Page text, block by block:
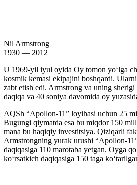
Nil Armstrong
1930 — 2012
U 1969-yil iyul oyida Oy tomon yoʻlga
kosmik kemasi ekipajini boshqardi.
zabt etish edi. Armstrong va uning
daqiqa va 40 soniya davomida oy
AQSh “Apollon-11” loyihasi uchun 25
Bugungi qiymatda esa bu miqdor 150
mana bu haqiqiy investitsiya. Qiziqarli
Armstrongning yurak urushi “Apollon-
daqiqasiga 110 marotaba yetgan. Oyga
koʻrsatkich daqiqasiga 150 taga